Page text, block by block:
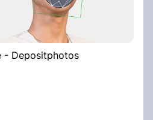
- Depositphotos